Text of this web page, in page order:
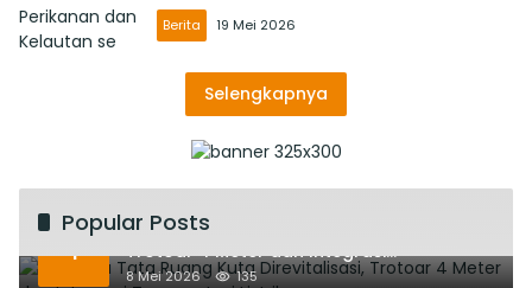
Berita 19 Mei 2026
Selengkapnya
Popular Posts
1
Rencana Tata Ruang Kuta Direvitalisasi,
Trotoar 4 Meter dan Integrasi
Transportasi Listrik
8 Mei 2026 135